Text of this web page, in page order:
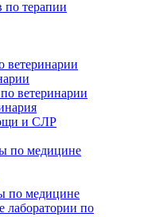
по терапии
ветеринарии
ветеринарии
и СЛР
по медицине
по медицине
лаборатории по